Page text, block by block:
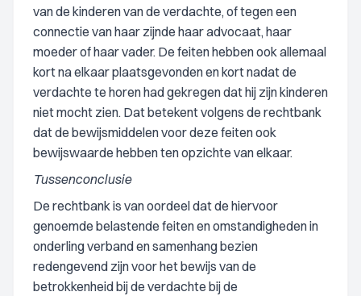
van de kinderen van de verdachte, of tegen een
connectie van haar zijnde haar advocaat, haar
moeder of haar vader. De feiten hebben ook allemaal
kort na elkaar plaatsgevonden en kort nadat de
verdachte te horen had gekregen dat hij zijn kinderen
niet mocht zien. Dat betekent volgens de rechtbank
dat de bewijsmiddelen voor deze feiten ook
bewijswaarde hebben ten opzichte van elkaar.
Tussenconclusie
De rechtbank is van oordeel dat de hiervoor
genoemde belastende feiten en omstandigheden in
onderling verband en samenhang bezien
redengevend zijn voor het bewijs van de
betrokkenheid bij de verdachte bij de